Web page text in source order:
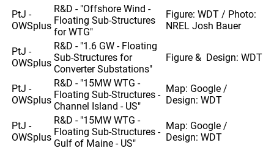
PtJ -
OWSplus
R&D - "Offshore Wind -
Floating Sub-Structures
for WTG"
Figure: WDT / Photo:
NREL Josh Bauer
PtJ -
OWSplus
R&D - "1.6 GW - Floating
Sub-Structures for
Converter Substations"
Figure & Design: WDT
PtJ -
OWSplus
R&D - "15MW WTG -
Floating Sub-Structures -
Channel Island - US"
Map: Google /
Design: WDT
PtJ -
OWSplus
R&D - "15MW WTG -
Floating Sub-Structures -
Gulf of Maine - US"
Map: Google /
Design: WDT